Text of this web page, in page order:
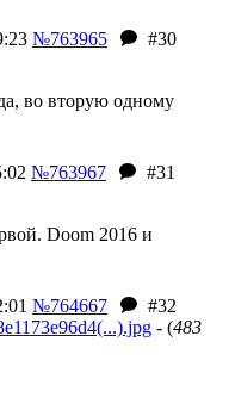
№763965
#30
во вторую одному
№763967
#31
Doom 2016 и
№764667
#32
- (483